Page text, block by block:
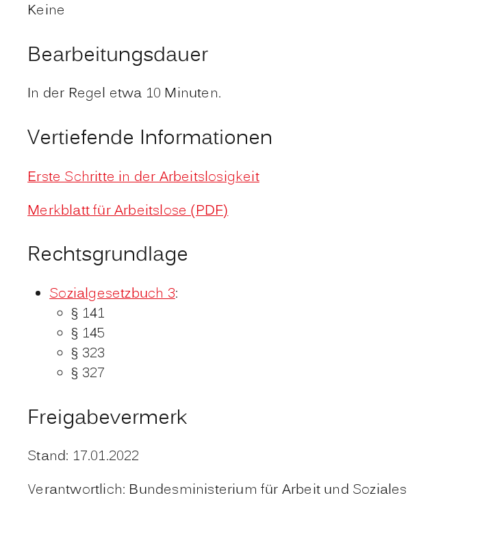
Keine
Bearbeitungsdauer
In der Regel etwa 10 Minuten.
Vertiefende Informationen
Erste Schritte in der Arbeitslosigkeit
Merkblatt für Arbeitslose (PDF)
Rechtsgrundlage
Sozialgesetzbuch 3:
§ 141
§ 145
§ 323
§ 327
Freigabevermerk
Stand: 17.01.2022
Verantwortlich: Bundesministerium für Arbeit und Soziales